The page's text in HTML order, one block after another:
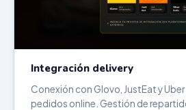
Integración delivery
Conexión con Glovo, JustEat y
pedidos online. Gestión de